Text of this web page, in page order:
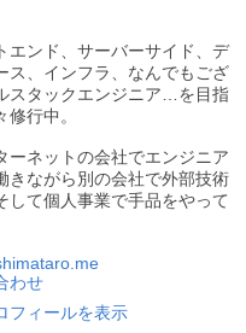
エンド、サーバーサイド、デ
ス、インフラ、なんでもござ
スタックエンジニア…を目指
修行中。
ーネットの会社でエンジニア
きながら別の会社で外部技術
して個人事業で手品をやって
わせ
フィールを表示